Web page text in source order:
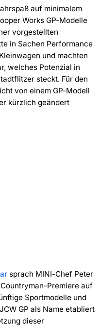
auf minimalem
Works GP-Modelle
vorgestellten
in Sachen Performance
und machten
welches Potenzial in
steckt. Für den
von einem GP-Modell
kürzlich geändert
sprach MINI-Chef Peter
Premiere auf
Sportmodelle und
GP als Name etabliert
dieser